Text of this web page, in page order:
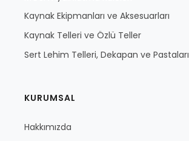
Kaynak Ekipmanları ve Aksesuarları
Kaynak Telleri ve Özlü Teller
Sert Lehim Telleri, Dekapan ve Pastaları
KURUMSAL
Hakkımızda